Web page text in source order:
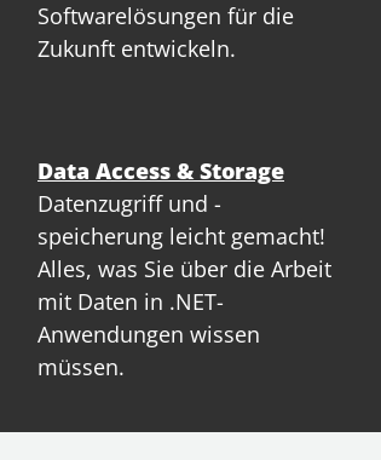
Softwarelösungen für die
Zukunft entwickeln.
Data Access & Storage
Datenzugriff und -
speicherung leicht gemacht!
Alles, was Sie über die Arbeit
mit Daten in .NET-
Anwendungen wissen
müssen.